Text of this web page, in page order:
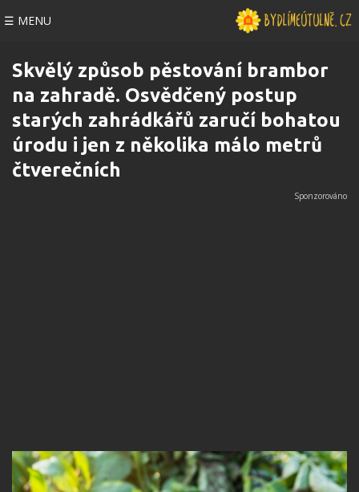
☰ MENU
Skvělý způsob pěstování brambor
na zahradě. Osvědčený postup
starých zahrádkářů zaručí bohatou
úrodu i jen z několika málo metrů
čtverečních